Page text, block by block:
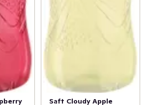
Saft Cloudy Apple